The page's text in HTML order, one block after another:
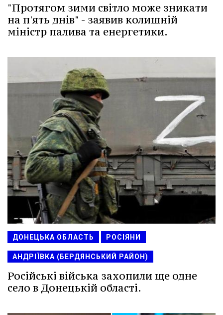
"Протягом зими світло може зникати
на п'ять днів" - заявив колишній
міністр палива та енергетики.
ДОНЕЦЬКА ОБЛАСТЬ РОСІЯНИ
АНДРІЇВКА (БЕРДЯНСЬКИЙ РАЙОН)
Російські війська захопили ще одне
село в Донецькій області.